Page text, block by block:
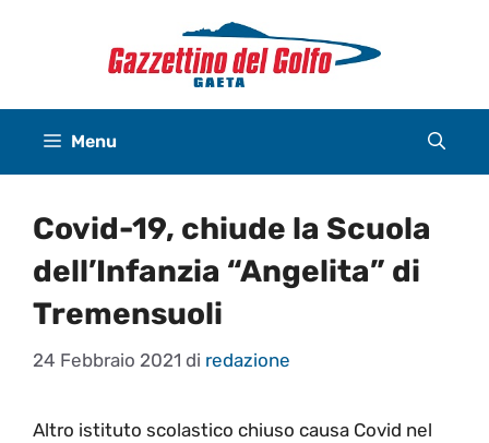
Menu
Covid-19, chiude la Scuola
dell’Infanzia “Angelita” di
Tremensuoli
24 Febbraio 2021 di redazione
Altro istituto scolastico chiuso causa Covid nel